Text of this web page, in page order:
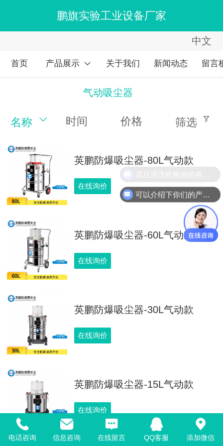
鹏旗实验工业设备厂家
中文
中文
English
首页 产品展示 关于我们 新闻动态 留言
气动吸尘器
名称 时间 价格 筛选
英鹏防爆吸尘器-80L气动款
在线询价
英鹏防爆吸尘器-60L气动款
在线询价
英鹏防爆吸尘器-30L气动款
在线询价
英鹏防爆吸尘器-15L气动款
在线询价
电话咨询 信息咨询 在线留言 QQ客服 添加微信
可以介绍下你们的产品么？